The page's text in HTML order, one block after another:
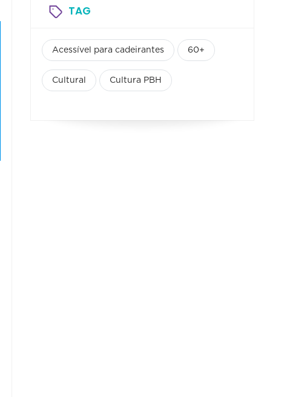
TAG
Acessível para cadeirantes 60+
Cultural Cultura PBH